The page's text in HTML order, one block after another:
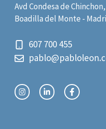
Avd Condesa de Chinchon,
Boadilla del Monte -
607 700 455